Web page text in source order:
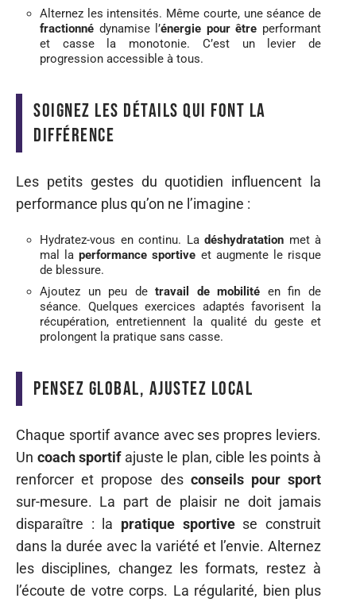
Alternez les intensités. Même courte, une séance de
fractionné dynamise l’énergie pour être performant
et casse la monotonie. C’est un levier de
progression accessible à tous.
Soignez les détails qui font la
différence
Les petits gestes du quotidien influencent la
performance plus qu’on ne l’imagine :
Hydratez-vous en continu. La déshydratation met à
mal laperformance sportive et augmente le risque
de blessure.
Ajoutez un peu detravail de mobilité en fin de
séance. Quelques exercices adaptés favorisent la
récupération, entretiennent la qualité du geste et
prolongent la pratique sans casse.
Pensez global, ajustez local
Chaque sportif avance avec ses propres leviers.
Un coach sportifajuste le plan, cible les points à
renforcer et propose des conseils pour sport
sur-mesure. La part de plaisir ne doit jamais
disparaître : la pratique sportivese construit
dans la durée avec la variété et l’envie. Alternez
les disciplines, changez les formats, restez à
l’écoute de votre corps. La régularité, bien plus